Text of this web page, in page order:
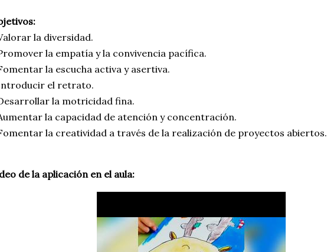
la diversidad.
la empatía y la convivencia pacífica.
la escucha activa y asertiva.
el retrato.
la motricidad fina.
la capacidad de atención y concentración.
la creatividad a través de la realización de proyectos abiertos.
de la aplicación en el aula: